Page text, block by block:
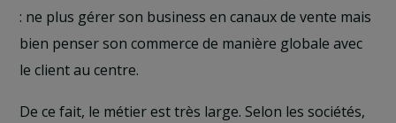
: ne plus gérer son business en canaux de vente mais
bien penser son commerce de manière globale avec
le client au centre.
De ce fait, le métier est très large. Selon les sociétés,